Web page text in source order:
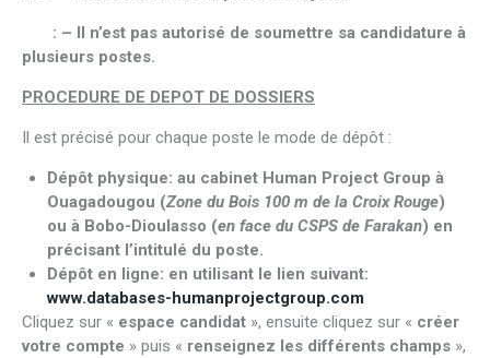
: – Il n’est pas autorisé de soumettre sa candidature à
plusieurs postes.
PROCEDURE DE DEPOT DE DOSSIERS
Il est précisé pour chaque poste le mode de dépôt :
Dépôt physique: au cabinet Human Project Group à
Ouagadougou (Zone du Bois 100 m de la Croix Rouge)
ou à Bobo-Dioulasso (en face du CSPS de Farakan) en
précisant l’intitulé du poste.
Dépôt en ligne: en utilisant le lien suivant:
www.databases-humanprojectgroup.com
Cliquez sur « espace candidat », ensuite cliquez sur « créer
votre compte » puis « renseignez les différents champs »,